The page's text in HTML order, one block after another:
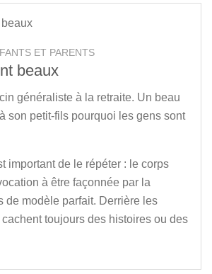
ET PARENTS
beaux
généraliste à la retraite. Un beau
son petit-fils pourquoi les gens sont
important de le répéter : le corps
à être façonnée par la
de modèle parfait. Derrière les
toujours des histoires ou des